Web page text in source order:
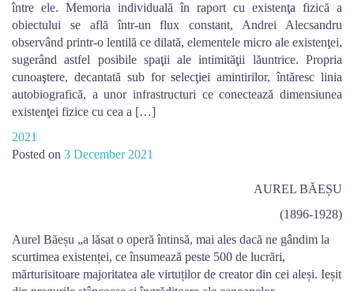
între ele. Memoria individuală în raport cu existenţa fizică a
obiectului se află într-un flux constant, Andrei Alecsandru
observând printr-o lentilă ce dilată, elementele micro ale existenţei,
sugerând astfel posibile spaţii ale intimităţii lăuntrice. Propria
cunoaştere, decantată sub for selecţiei amintirilor, întăresc linia
autobiografică, a unor infrastructuri ce conectează dimensiunea
existenţei fizice cu cea a […]
2021
Posted on 3 December 2021
AUREL BĂEȘU
(1896-1928)
Aurel Băeșu „a lăsat o operă întinsă, mai ales dacă ne gândim la
scurtimea existenței, ce însumează peste 500 de lucrări,
mărturisitoare majoritatea ale virtuților de creator din cei aleși. Ieșit